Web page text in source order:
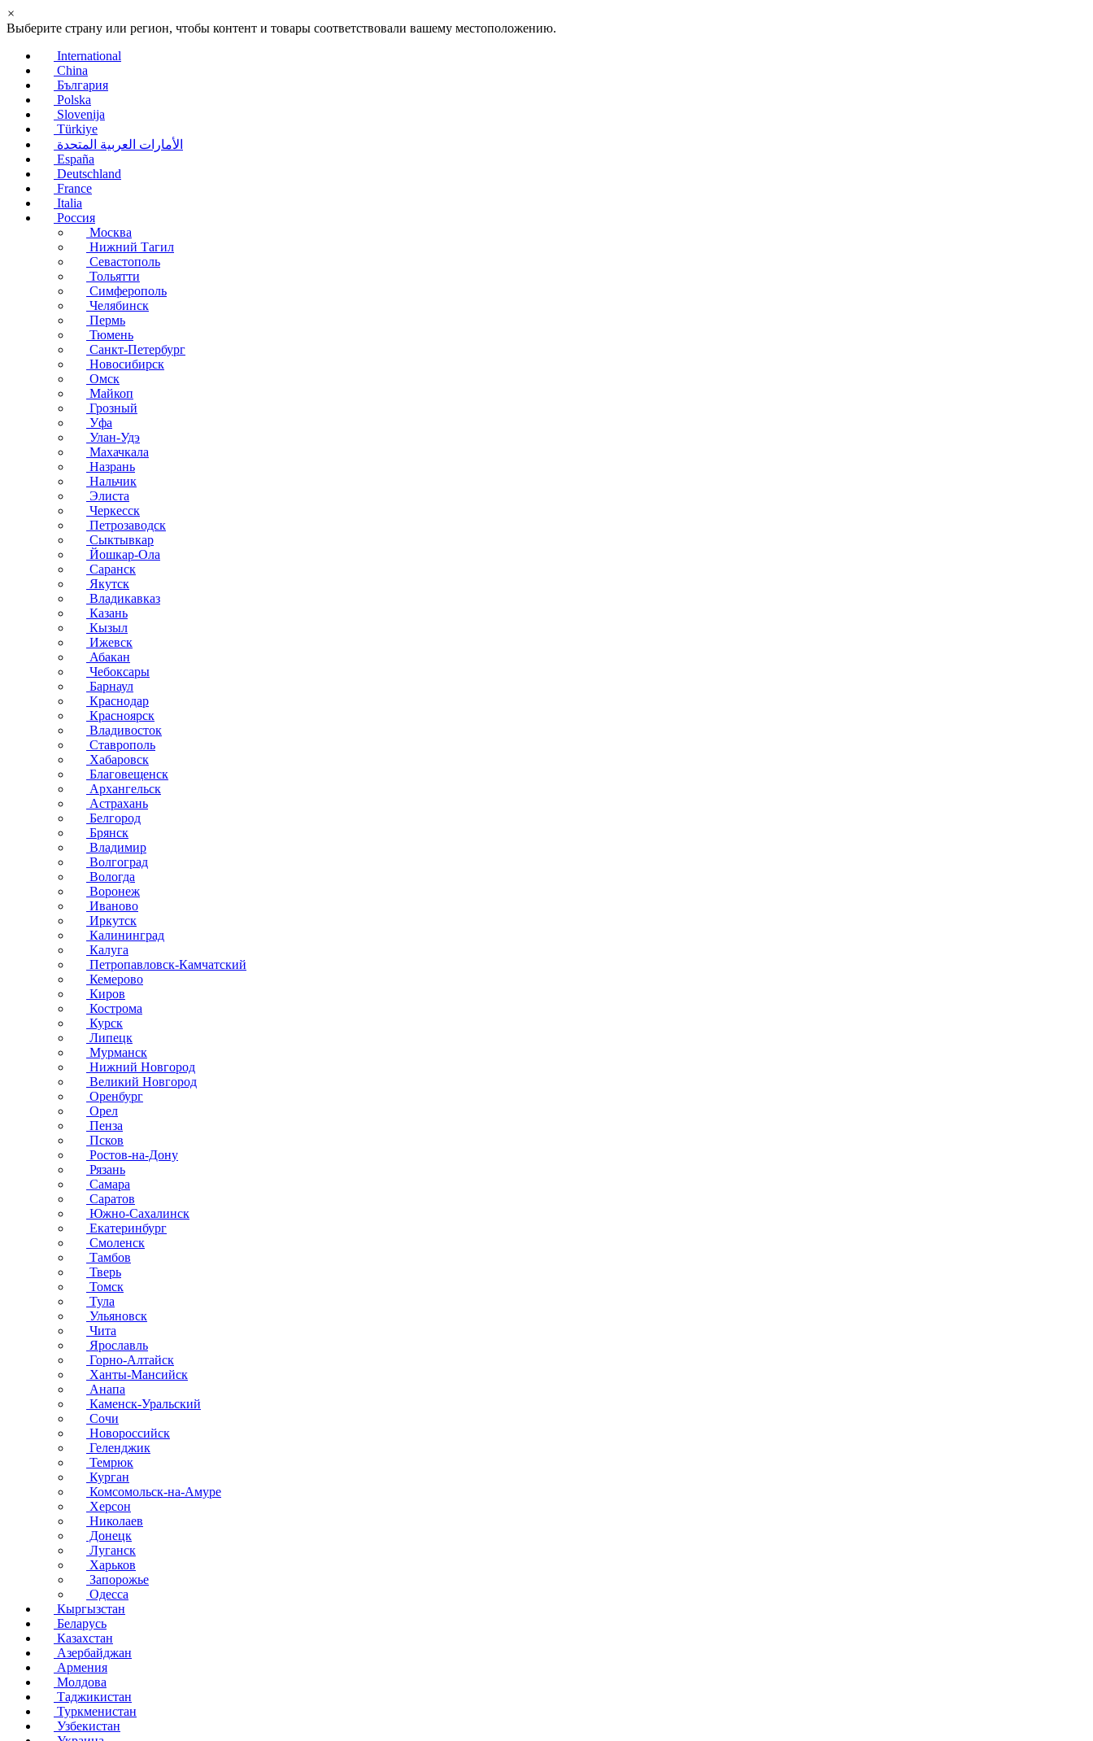
×
Выберите страну или регион, чтобы контент и товары соответствовали вашему местоположению.
International
China
България
Polska
Slovenija
Türkiye
الأمارات العربية المتحدة
España
Deutschland
France
Italia
Россия
Москва
Нижний Тагил
Севастополь
Тольятти
Симферополь
Челябинск
Пермь
Тюмень
Санкт-Петербург
Новосибирск
Омск
Майкоп
Грозный
Уфа
Улан-Удэ
Махачкала
Назрань
Нальчик
Элиста
Черкесск
Петрозаводск
Сыктывкар
Йошкар-Ола
Саранск
Якутск
Владикавказ
Казань
Кызыл
Ижевск
Абакан
Чебоксары
Барнаул
Краснодар
Красноярск
Владивосток
Ставрополь
Хабаровск
Благовещенск
Архангельск
Астрахань
Белгород
Брянск
Владимир
Волгоград
Вологда
Воронеж
Иваново
Иркутск
Калининград
Калуга
Петропавловск-Камчатский
Кемерово
Киров
Кострома
Курск
Липецк
Мурманск
Нижний Новгород
Великий Новгород
Оренбург
Орел
Пенза
Псков
Ростов-на-Дону
Рязань
Самара
Саратов
Южно-Сахалинск
Екатеринбург
Смоленск
Тамбов
Тверь
Томск
Тула
Ульяновск
Чита
Ярославль
Горно-Алтайск
Ханты-Мансийск
Анапа
Каменск-Уральский
Сочи
Новороссийск
Геленджик
Темрюк
Курган
Комсомольск-на-Амуре
Херсон
Николаев
Донецк
Луганск
Харьков
Запорожье
Одесса
Кыргызстан
Беларусь
Казахстан
Азербайджан
Армения
Молдова
Таджикистан
Туркменистан
Узбекистан